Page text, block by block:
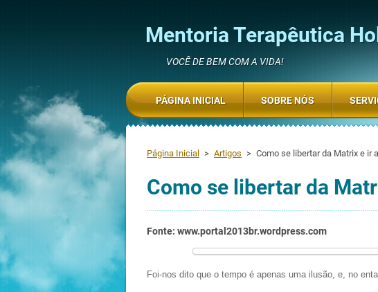
Mentoria Terapêutica
VOCÊ DE BEM COM A VIDA!
Página Inicial > Artigos > Como se libertar da Matrix e ir
Como se libertar da
Fonte: www.portal2013br.wordpress.com
Foi-nos dito que o tempo é apenas uma ilusão, e, no
PÁGINA INICIAL SOBRE NÓS